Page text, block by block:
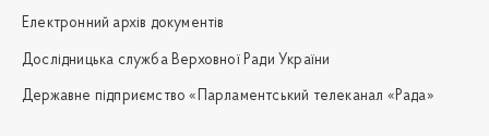
Електронний архів документів
Дослідницька служба Верховної Ради України
Державне підприємство «Парламентський телеканал «Рада»